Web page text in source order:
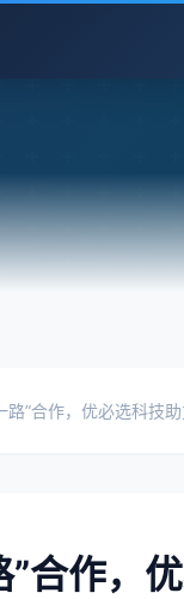
路”合作，优必选科技
”合作，